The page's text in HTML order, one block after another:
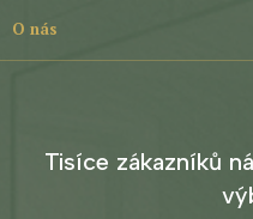
O nás
Tisíce zákazníků